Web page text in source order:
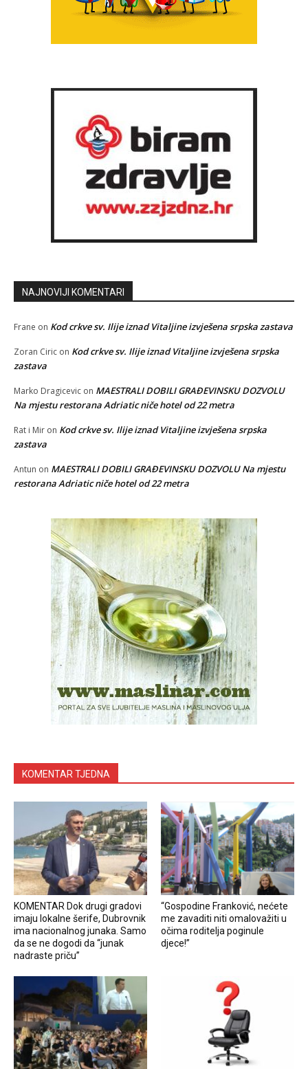
NAJNOVIJI KOMENTARI
Frane on Kod crkve sv. Ilije iznad Vitaljine izvješena srpska zastava
Zoran Ciric on Kod crkve sv. Ilije iznad Vitaljine izvješena srpska
zastava
Marko Dragicevic on MAESTRALI DOBILI GRAĐEVINSKU DOZVOLU
Na mjestu restorana Adriatic niče hotel od 22 metra
Rat i Mir on Kod crkve sv. Ilije iznad Vitaljine izvješena srpska
zastava
Antun on MAESTRALI DOBILI GRAĐEVINSKU DOZVOLU Na mjestu
restorana Adriatic niče hotel od 22 metra
KOMENTAR TJEDNA
KOMENTAR Dok drugi gradovi
imaju lokalne šerife, Dubrovnik
ima nacionalnog junaka. Samo
da se ne dogodi da “junak
nadraste priču”
“Gospodine Franković, nećete
me zavaditi niti omalovažiti u
očima roditelja poginule
djece!”